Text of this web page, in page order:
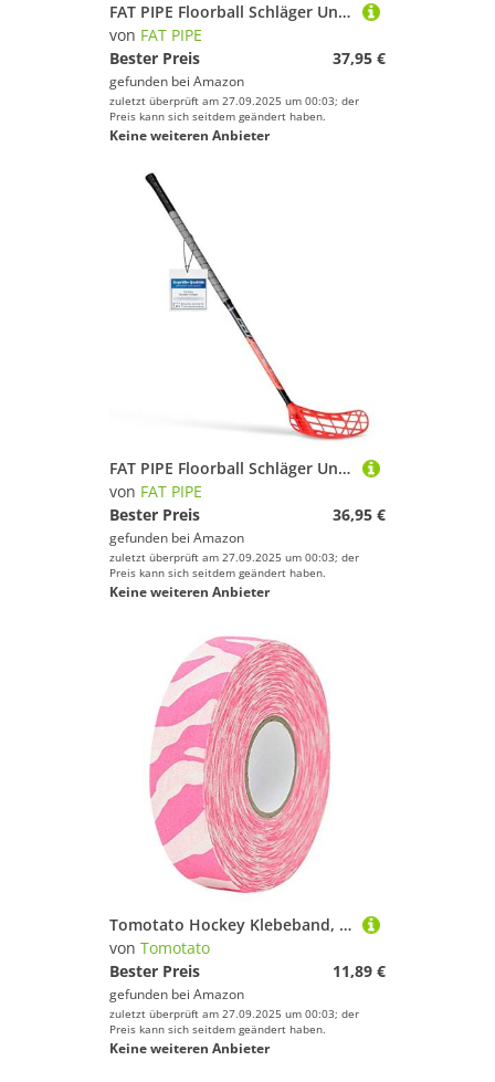
FAT PIPE Floorball Schläger Unihockey Stock Zack 33 ORC - Black White - IFF Zertifiziert, mit ORC Schaufel/Kelle (Schaftlänge 87 cm, Linke Hand Oben/Rechtsauslage)
von FAT PIPE
Bester Preis
37,95 €
gefunden bei Amazon
zuletzt überprüft am 27.09.2025 um 00:03; der
Preis kann sich seitdem geändert haben.
Keine weiteren Anbieter
FAT PIPE Floorball Schläger Unihockey Stock 'Zack 33 Bone ORANGE' - IFF Zertifiziert (Linke Hand Oben (Rechtsauslage), Schaftlänge 87 cm (Gesamtlänge 97 cm))
von FAT PIPE
Bester Preis
36,95 €
gefunden bei Amazon
zuletzt überprüft am 27.09.2025 um 00:03; der
Preis kann sich seitdem geändert haben.
Keine weiteren Anbieter
Tomotato Hockey Klebeband, 2,5cm x 25m Hockey Schutzband, Sport Griffe Band für Eishockey und Rollhockeyschläger Sportzubehör, Klingen und Griffschutz(Rosa Zebra)
von Tomotato
Bester Preis
11,89 €
gefunden bei Amazon
zuletzt überprüft am 27.09.2025 um 00:03; der
Preis kann sich seitdem geändert haben.
Keine weiteren Anbieter